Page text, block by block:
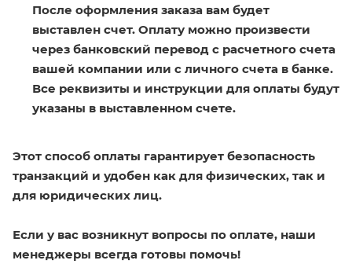
После оформления заказа вам будет
выставлен счет. Оплату можно произвести
через банковский перевод с расчетного счета
вашей компании или с личного счета в банке.
Все реквизиты и инструкции для оплаты будут
указаны в выставленном счете.
Этот способ оплаты гарантирует безопасность
транзакций и удобен как для физических, так и
для юридических лиц.
Если у вас возникнут вопросы по оплате, наши
менеджеры всегда готовы помочь!